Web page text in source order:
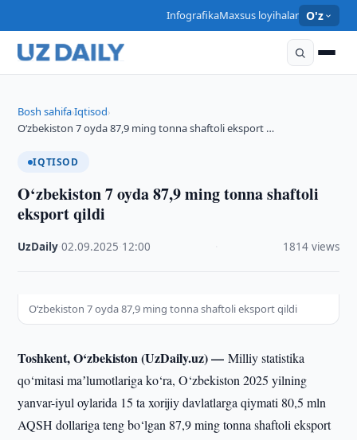
InfografikaMaxsus loyihalar O'z
Bosh sahifa›Iqtisod›
O‘zbekiston 7 oyda 87,9 ming tonna shaftoli eksport …
IQTISOD
O‘zbekiston 7 oyda 87,9 ming tonna shaftoli
eksport qildi
UzDaily ·02.09.2025 12:00 1814 views
O‘zbekiston 7 oyda 87,9 ming tonna shaftoli eksport qildi
Toshkent, O‘zbekiston (UzDaily.uz) —Milliy statistika
qo‘mitasi maʼlumotlariga ko‘ra, O‘zbekiston 2025 yilning
yanvar-iyul oylarida 15 ta xorijiy davlatlarga qiymati 80,5 mln
AQSH dollariga teng bo‘lgan 87,9 ming tonna shaftoli eksport